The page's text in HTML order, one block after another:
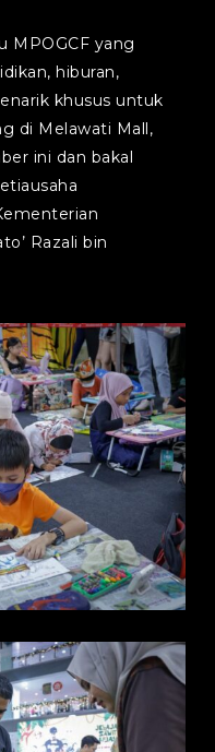
MPOGCF yang
hiburan,
khusus untuk
di Melawati Mall,
ini dan bakal
Razali bin